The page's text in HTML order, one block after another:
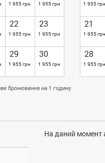
1 955 грн 1 955 грн
22
1 955 грн
23
1 955 грн
29
1 955 грн
30
1 955 грн
1 955 грн
21
1 955 грн
28
1 955 грн
бронювання на 1 годину
На даний момент